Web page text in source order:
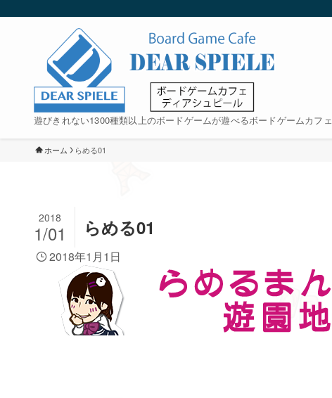
遊びきれない1300種類以上のボードゲームが遊べるボードゲームカフェ
ホーム らめる01
らめる01
2018
1/01
2018年1月1日